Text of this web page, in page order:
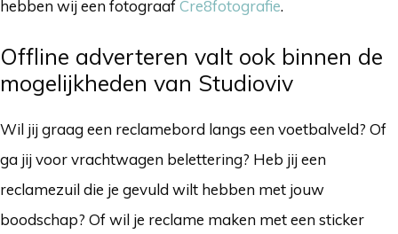
hebben wij een fotograafCre8fotografie.
Offline adverteren valt ook binnen de
mogelijkheden van Studioviv
Wil jij graag een reclamebord langs een voetbalveld? Of
ga jij voor vrachtwagen belettering? Heb jij een
reclamezuil die je gevuld wilt hebben met jouw
boodschap? Of wil je reclame maken met een sticker